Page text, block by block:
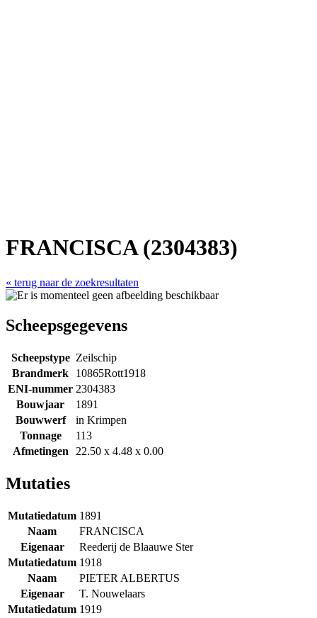
FRANCISCA (2304383)
« terug naar de zoekresultaten
Scheepsgegevens
Scheepstype Zeilschip
Brandmerk
10865Rott1918
ENI-nummer 2304383
Bouwjaar
1891
Bouwwerf
in Krimpen
Tonnage
113
Afmetingen
22.50 x 4.48 x 0.00
Mutaties
Mutatiedatum 1891
Naam
FRANCISCA
Eigenaar
Reederij de Blaauwe Ster
Mutatiedatum 1918
Naam
PIETER ALBERTUS
Eigenaar
T. Nouwelaars
Mutatiedatum 1919